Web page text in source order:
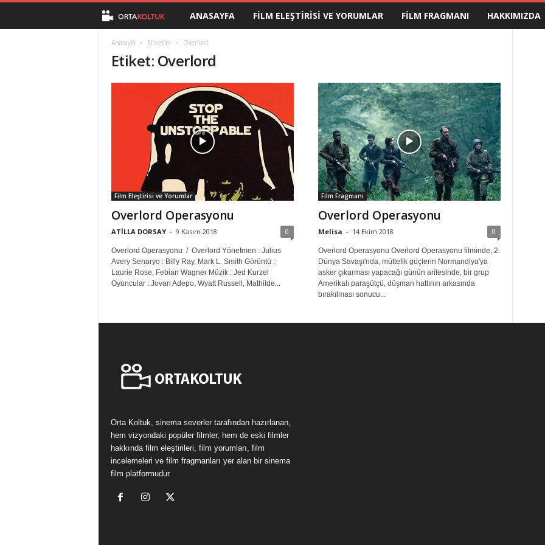
t
a
K
t
u
k
ANASAYFA FILM ELEŞTIRISI VE YORUMLAR FILM FRAGMANI HAKKIMIZDA
Anasayfa Etiketler Overlord
Etiket: Overlord
Film Eleştirisi ve Yorumlar
Overlord Operasyonu
ATİLLA DORSAY - 9 Kasım 2018 0
Overlord Operasyonu / Overlord Yönetmen : Julius
Avery Senaryo : Billy Ray, Mark L. Smith Görüntü :
Laurie Rose, Febian Wagner Müzik : Jed Kurzel
Oyuncular : Jovan Adepo, Wyatt Russell, Mathilde...
Film Fragmanı
Overlord Operasyonu
Melisa - 14 Ekim 2018 0
Overlord Operasyonu Overlord Operasyonu filminde, 2.
Dünya Savaşı'nda, müttefik güçlerin Normandiya'ya
asker çıkarması yapacağı günün arifesinde, bir grup
Amerikalı paraşütçü, düşman hattının arkasında
bırakılması sonucu...
Orta Koltuk, sinema severler tarafından hazırlanan,
hem vizyondaki popüler filmler, hem de eski filmler
hakkında film eleştirileri, film yorumları, film
incelemeleri ve film fragmanları yer alan bir sinema
film platformudur.